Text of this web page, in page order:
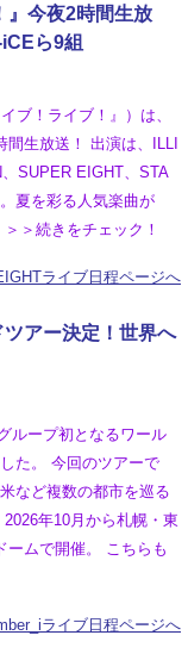
』今夜2時間生放
ら9組
ブ！ライブ！』）は、
生放送！ 出演は、ILLI
SUPER EIGHT、STA
夏を彩る人気楽曲が
＞続きをチェック！
ライブ日程ページへ
アー決定！世界へ
ループ初となるワール
た。 今回のツアーで
など複数の都市を巡る
年10月から札幌・東
ームで開催。 こちらも
ライブ日程ページへ